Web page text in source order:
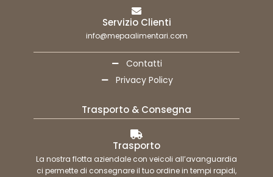
Servizio Clienti
info@mepaalimentari.com
Contatti
Privacy Policy
Trasporto & Consegna
Trasporto
La nostra flotta aziendale con veicoli all’avanguardia
ci permette di consegnare il tuo ordine in tempi rapidi,